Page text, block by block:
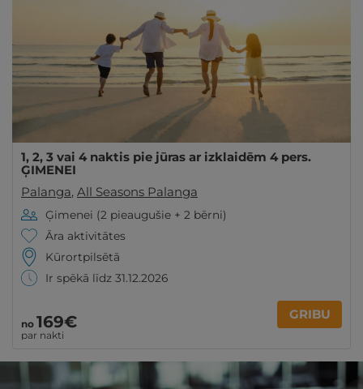
1, 2, 3 vai 4 naktis pie jūras ar izklaidēm 4 pers.
ĢIMENEI
Palanga, All Seasons Palanga
Ģimenei (2 pieaugušie + 2 bērni)
Āra aktivitātes
Kūrortpilsētā
Ir spēkā līdz 31.12.2026
no 169€
par nakti
GRIBU